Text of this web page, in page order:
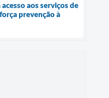
aos serviços de
prevenção à